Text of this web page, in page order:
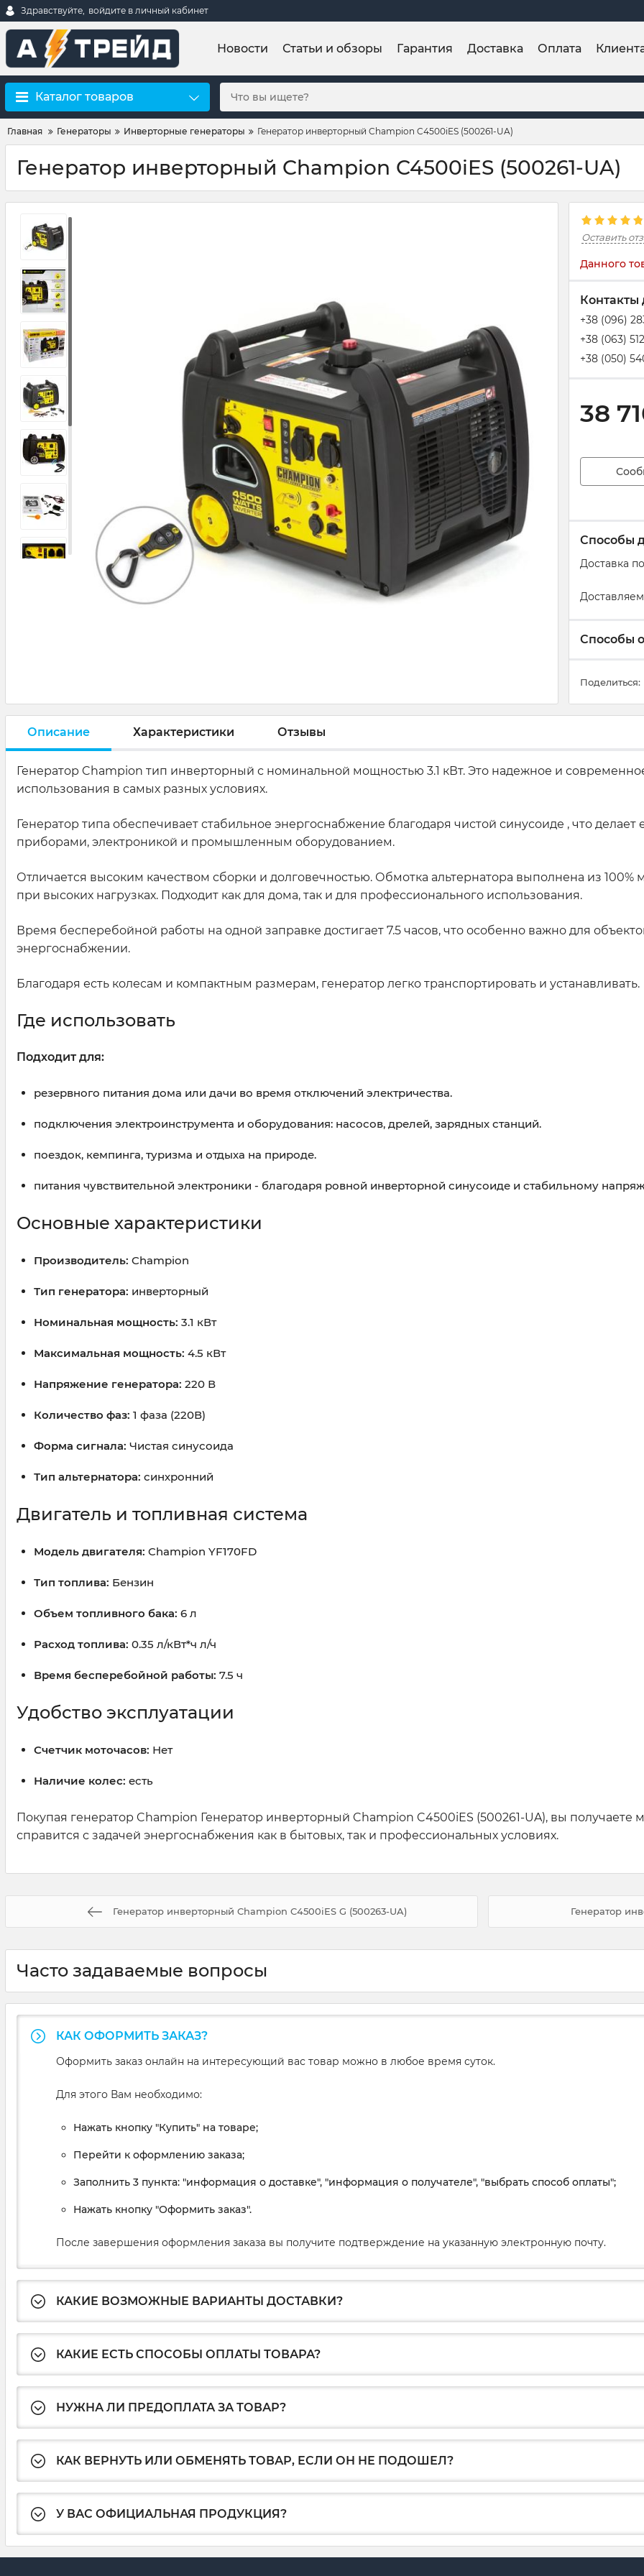
Здравствуйте, войдите в личный кабинет
Новости Статьи и обзоры Гарантия Доставка Оплата
Каталог товаров
Главная Генераторы Инверторные генераторы Генератор инверторный Champion C4500iES (500261-UA)
Генератор инверторный Champion C4500iES (500261-UA)
Оставить
Данного
Контакты
+38 (096)
+38 (063)
+38 (050)
38
Способы
Доставка
Способы
Поделиться:
Описание Характеристики Отзывы
Генератор Champion тип инверторный с номинальной мощностью 3.1 кВт. Это надежное и
использования в самых разных условиях.
Генератор типа обеспечивает стабильное энергоснабжение благодаря чистой синусоиде , что
приборами, электроникой и промышленным оборудованием.
Отличается высоким качеством сборки и долговечностью. Обмотка альтернатора выполнена из 100%
при высоких нагрузках. Подходит как для дома, так и для профессионального использования.
Время бесперебойной работы на одной заправке достигает 7.5 часов, что особенно важно для
энергоснабжении.
Благодаря есть колесам и компактным размерам, генератор легко транспортировать и устанавливать.
Где использовать
Подходит для:
резервного питания дома или дачи во время отключений электричества.
подключения электроинструмента и оборудования: насосов, дрелей, зарядных станций.
поездок, кемпинга, туризма и отдыха на природе.
питания чувствительной электроники - благодаря ровной инверторной синусоиде и стабильному
Основные характеристики
Производитель: Champion
Тип генератора: инверторный
Номинальная мощность: 3.1 кВт
Максимальная мощность: 4.5 кВт
Напряжение генератора: 220 В
Количество фаз: 1 фаза (220В)
Форма сигнала: Чистая синусоида
Тип альтернатора: синхронний
Двигатель и топливная система
Модель двигателя: Champion YF170FD
Тип топлива: Бензин
Объем топливного бака: 6 л
Расход топлива: 0.35 л/кВт*ч л/ч
Время бесперебойной работы: 7.5 ч
Удобство эксплуатации
Счетчик моточасов: Нет
Наличие колес: есть
Покупая генератор Champion Генератор инверторный Champion C4500iES (500261-UA), вы получаете
справится с задачей энергоснабжения как в бытовых, так и профессиональных условиях.
Генератор инверторный Champion C4500iES G (500263-UA) Генератор
Часто задаваемые вопросы
КАК ОФОРМИТЬ ЗАКАЗ?
Оформить заказ онлайн на интересующий вас товар можно в любое время суток.
Для этого Вам необходимо:
Нажать кнопку "Купить" на товаре;
Перейти к оформлению заказа;
Заполнить 3 пункта: "информация о доставке", "информация о получателе", "выбрать способ оплаты";
Нажать кнопку "Оформить заказ".
После завершения оформления заказа вы получите подтверждение на указанную электронную почту.
КАКИЕ ВОЗМОЖНЫЕ ВАРИАНТЫ ДОСТАВКИ?
КАКИЕ ЕСТЬ СПОСОБЫ ОПЛАТЫ ТОВАРА?
НУЖНА ЛИ ПРЕДОПЛАТА ЗА ТОВАР?
КАК ВЕРНУТЬ ИЛИ ОБМЕНЯТЬ ТОВАР, ЕСЛИ ОН НЕ ПОДОШЕЛ?
У ВАС ОФИЦИАЛЬНАЯ ПРОДУКЦИЯ?